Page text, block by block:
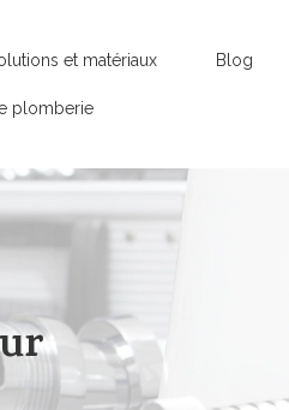
et matériaux
plomberie
Blog